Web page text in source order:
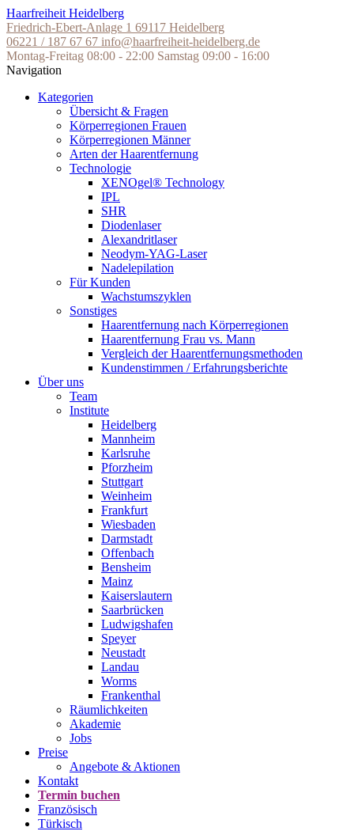
Skip
to
the
content
Haarfreiheit Heidelberg
Friedrich-Ebert-Anlage 1 69117 Heidelberg
06221 / 187 67 67 info@haarfreiheit-heidelberg.de
Montag-Freitag 08:00 - 22:00 Samstag 09:00 - 16:00
Navigation
Kategorien
Übersicht & Fragen
Körperregionen Frauen
Körperregionen Männer
Arten der Haarentfernung
Technologie
XENOgel® Technology
IPL
SHR
Diodenlaser
Alexandritlaser
Neodym-YAG-Laser
Nadelepilation
Für Kunden
Wachstumszyklen
Sonstiges
Haarentfernung nach Körperregionen
Haarentfernung Frau vs. Mann
Vergleich der Haarentfernungsmethoden
Kundenstimmen / Erfahrungsberichte
Über uns
Team
Institute
Heidelberg
Mannheim
Karlsruhe
Pforzheim
Stuttgart
Weinheim
Frankfurt
Wiesbaden
Darmstadt
Offenbach
Bensheim
Mainz
Kaiserslautern
Saarbrücken
Ludwigshafen
Speyer
Neustadt
Landau
Worms
Frankenthal
Räumlichkeiten
Akademie
Jobs
Preise
Angebote & Aktionen
Kontakt
Termin buchen
Französisch
Türkisch